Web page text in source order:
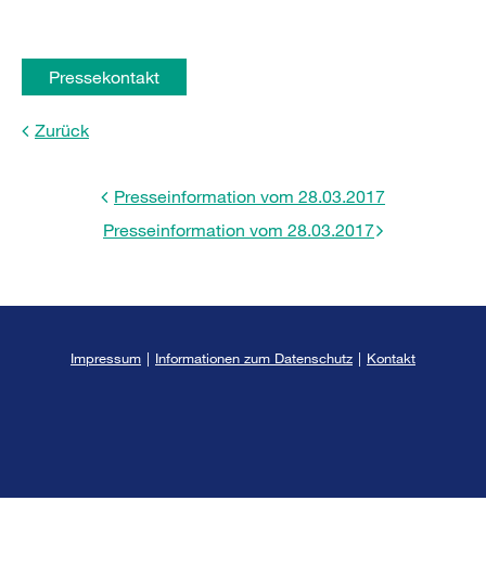
Pressekontakt
Zurück
Presseinformation vom 28.03.2017
Presseinformation vom 28.03.2017
Impressum | Informationen zum Datenschutz | Kontakt